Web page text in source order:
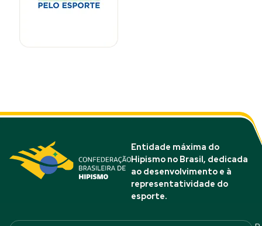
Entidade máxima do
Hipismo no Brasil, dedicada
ao desenvolvimento e à
representatividade do
esporte.